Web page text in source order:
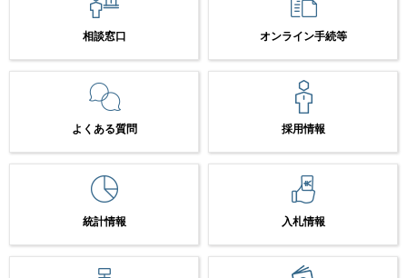
相談窓口 オンライン手続等
よくある質問 採用情報
統計情報 入札情報